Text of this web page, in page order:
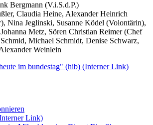
Bergmann (V.i.S.d.P.)
Claudia Heine, Alexander Heinrich
Nina Jeglinski, Susanne Ködel (Volontärin),
Metz, Sören Christian Reimer (Chef
Michael Schmidt, Denise Schwarz,
Weinlein
im bundestag" (hib) (Interner Link)
Link)